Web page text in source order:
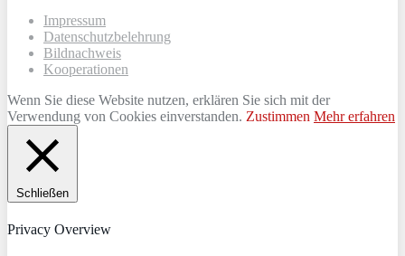
Impressum
Datenschutzbelehrung
Bildnachweis
Kooperationen
Wenn Sie diese Website nutzen, erklären Sie sich mit der
Verwendung von Cookies einverstanden. Zustimmen Mehr erfahren
Schließen
Privacy Overview